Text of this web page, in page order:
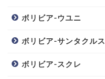
ボリビア-ウユニ
ボリビア-サンタクルス
ボリビア-スクレ